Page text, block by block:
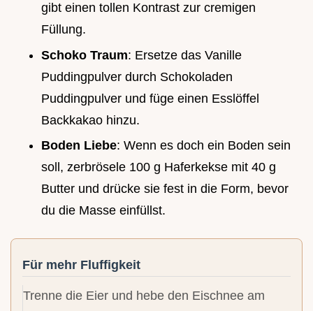
gibt einen tollen Kontrast zur cremigen
Füllung.
Schoko Traum: Ersetze das Vanille
Puddingpulver durch Schokoladen
Puddingpulver und füge einen Esslöffel
Backkakao hinzu.
Boden Liebe: Wenn es doch ein Boden sein
soll, zerbrösele 100 g Haferkekse mit 40 g
Butter und drücke sie fest in die Form, bevor
du die Masse einfüllst.
Für mehr Fluffigkeit
Trenne die Eier und hebe den Eischnee am